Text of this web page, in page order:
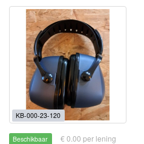
KB-000-23-120
Beschikbaar € 0.00 per lening